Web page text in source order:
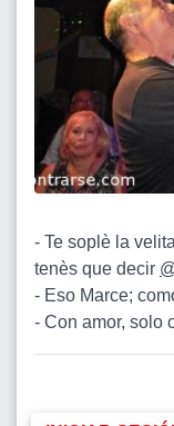
- Te soplè la
tenès que decir
- Eso Marce;
- Con amor, solo